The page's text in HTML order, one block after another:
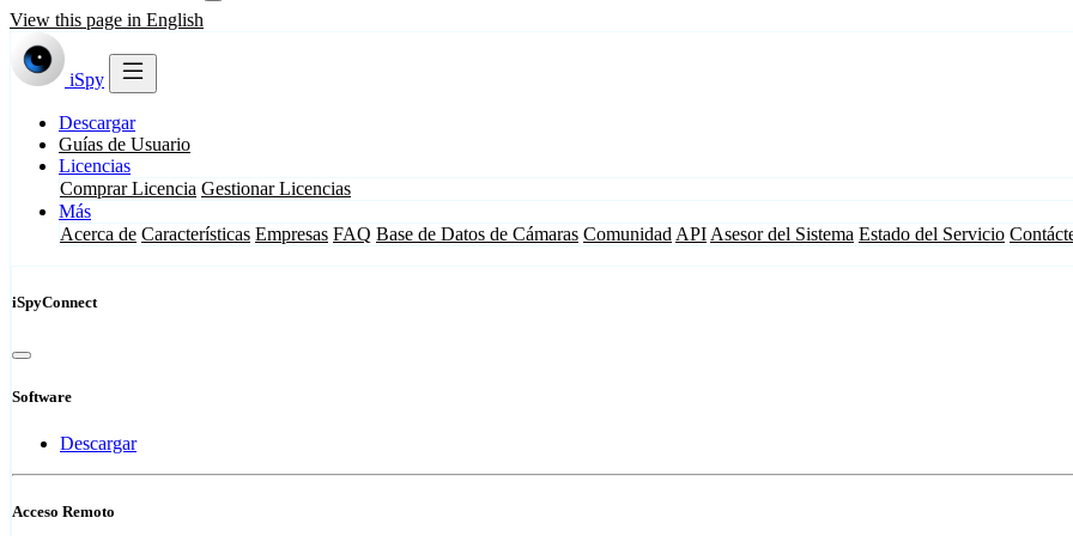
View this page in English
iSpy
Descargar
Guías de Usuario
Licencias
Comprar Licencia Gestionar Licencias
Más
Acerca de Características Empresas FAQ Base de Datos de Cámaras Comunidad API Asesor del Sistema Estado del Servicio
iSpyConnect
Software
Descargar
Acceso Remoto